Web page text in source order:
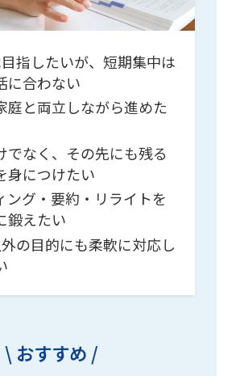
指したいが、短期集中は
に合わない
庭と両立しながら進めた
でなく、その先にも残る
身につけたい
ング・要約・リライトを
鍛えたい
の目的にも柔軟に対応し
\ おすすめ /